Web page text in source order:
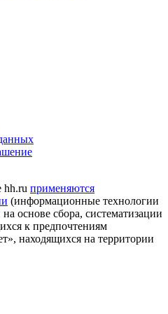
hh.ru применяются
(информационные технологии
основе сбора, систематизации
к предпочтениям
находящихся на территории